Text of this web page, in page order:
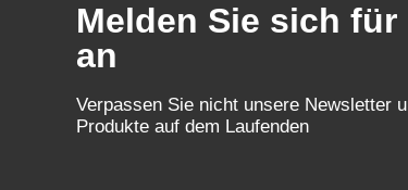
Melden Sie sich
an
Verpassen Sie nicht unsere Newsletter
Produkte auf dem Laufenden